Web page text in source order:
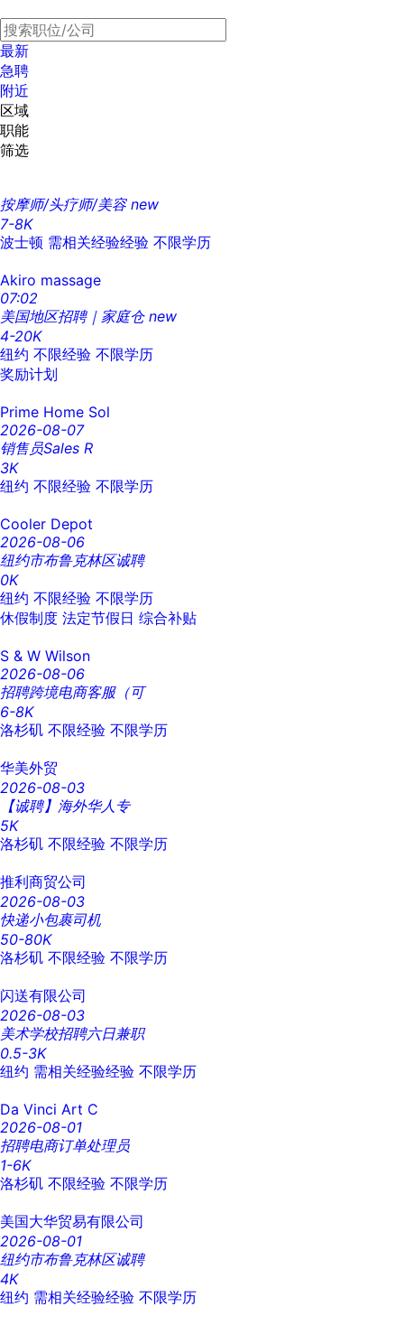
最新
急聘
附近
区域
职能
筛选
按摩师/头疗师/美容 new
7-8K
波士顿 需相关经验经验 不限学历
Akiro massage
07:02
美国地区招聘｜家庭仓 new
4-20K
纽约 不限经验 不限学历
奖励计划
Prime Home Sol
2026-08-07
销售员Sales R
3K
纽约 不限经验 不限学历
Cooler Depot
2026-08-06
纽约市布鲁克林区诚聘
0K
纽约 不限经验 不限学历
休假制度 法定节假日 综合补贴
S & W Wilson
2026-08-06
招聘跨境电商客服（可
6-8K
洛杉矶 不限经验 不限学历
华美外贸
2026-08-03
【诚聘】海外华人专
5K
洛杉矶 不限经验 不限学历
推利商贸公司
2026-08-03
快递小包裹司机
50-80K
洛杉矶 不限经验 不限学历
闪送有限公司
2026-08-03
美术学校招聘六日兼职
0.5-3K
纽约 需相关经验经验 不限学历
Da Vinci Art C
2026-08-01
招聘电商订单处理员
1-6K
洛杉矶 不限经验 不限学历
美国大华贸易有限公司
2026-08-01
纽约市布鲁克林区诚聘
4K
纽约 需相关经验经验 不限学历